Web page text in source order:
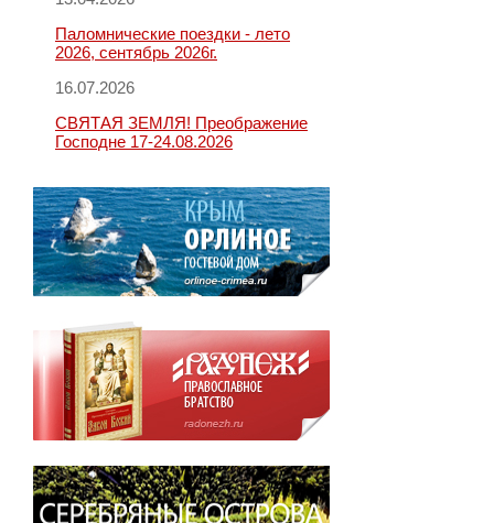
Паломнические поездки - лето
2026, сентябрь 2026г.
16.07.2026
СВЯТАЯ ЗЕМЛЯ! Преображение
Господне 17-24.08.2026